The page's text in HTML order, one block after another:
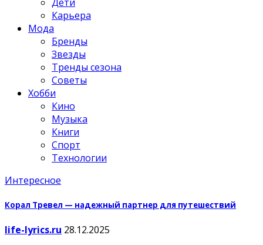
Карьера
Мода
Бренды
Звезды
Тренды сезона
Советы
Хобби
Кино
Музыка
Книги
Спорт
Технологии
Интересное
Корал Тревел — надежный партнер для путешествий
life-lyrics.ru 28.12.2025